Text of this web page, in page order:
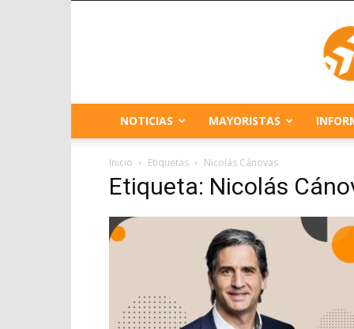
NOTICIAS MAYORISTAS
Inicio Etiquetas Nicolás Cánovas
Etiqueta: Nicolás